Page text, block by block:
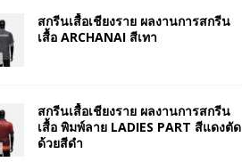
สกรีนเสื้อเชียงราย ผลงานการสกรีน
เสื้อ ARCHANAI สีเทา
สกรีนเสื้อเชียงราย ผลงานการสกรีน
เสื้อ พิมพ์ลาย LADIES PART สีแดงตัด
ด้วยสีดำ